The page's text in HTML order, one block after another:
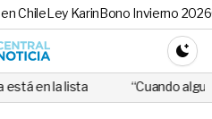
ChileLey KarinBono Invierno 2026
Central
“Cuando alguien utiliza mal